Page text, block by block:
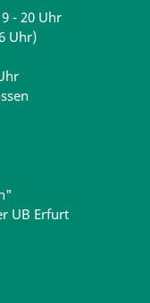
9 - 20 Uhr
Uhr)
UB Erfurt